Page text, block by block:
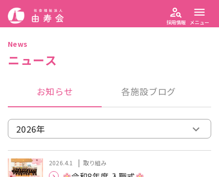
person_search
採用情報
menu
メニュー
News
ニュース
お知らせ 各施設ブログ
2026.4.1 取り組み